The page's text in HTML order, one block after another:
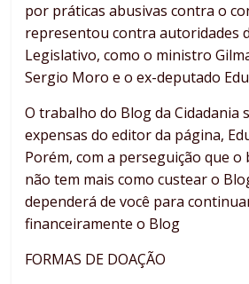
por práticas abusivas contra o
representou contra autoridades
Legislativo, como o ministro
Sergio Moro e o ex-deputado
O trabalho do Blog da Cidadania
expensas do editor da página,
Porém, com a perseguição que
não tem mais como custear o
dependerá de você para
financeiramente o Blog
FORMAS DE DOAÇÃO